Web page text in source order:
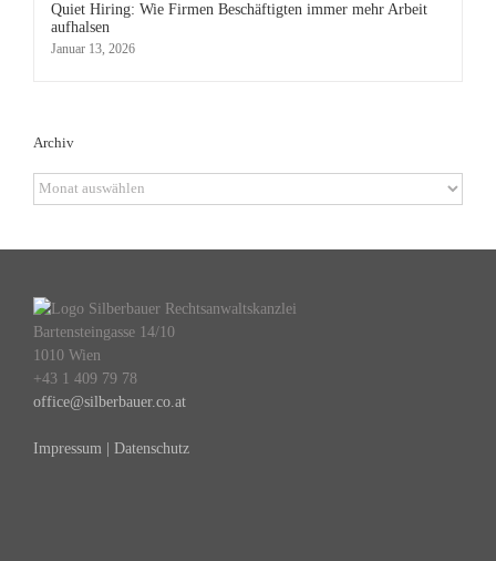
Quiet Hiring: Wie Firmen Beschäftigten immer mehr Arbeit
aufhalsen
Januar 13, 2026
Archiv
Archiv
Bartensteingasse 14/10
1010 Wien
+43 1 409 79 78
office@silberbauer.co.at
Impressum | Datenschutz